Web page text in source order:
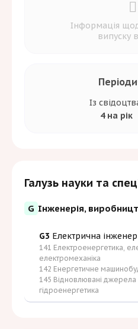
Галузь науки та
G Інженерія,
G3 Електрична
141 Електроенергетика,
електромеханіка
142 Енергетичне
145 Відновлювані джерела
гідроенергетика
Інформація
випуску
Із
4 на рік